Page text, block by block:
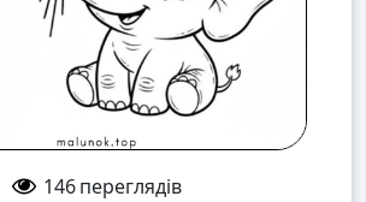
146 переглядів